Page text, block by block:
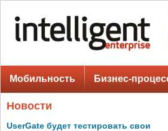
Мобильность Бизнес-
Новости
UserGate будет тестировать свои